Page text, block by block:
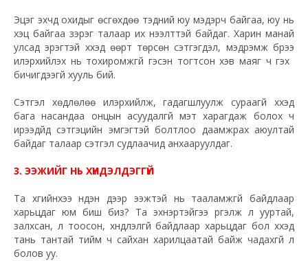
Эцэг эхчүүд охидыг өсгөхдөө тэдний юу мэдэрч байгаа, юу нь
хэцүү байгаа зэрэг талаар их нээлттэй байдаг. Харин манай
улсад эрэгтэй хүүхэд өөрт төрсөн сэтгэгдэл, мэдрэмж бүрээ
илэрхийлэх нь тохиромжгүй гэсэн тогтсон хэв маяг ч гэх үү
бичигдээгүй хууль бий.
Сэтгэл хөдлөлөө илэрхийлж, гадагшлуулж сураагүй хүүхэд
бага насандаа онцын асуудалгүй мэт харагдаж болох ч
ирээдүйд сэтгэцийн эмгэгтэй болтлоо даамжрах аюултай
байдаг талаар сэтгэл судлаачид анхааруулдаг.
3. ЭЭЖИЙГ НЬ ХҮНДЭЛДЭГГҮЙ
Та хүүгийнхээ нүдэн дээр ээжтэй нь тааламжгүй байдлаар
харьцдаг юм биш биз? Та эхнэртэйгээ үргэлж л ууртай,
залхсан, үл тоосон, хүндлэлгүй байдлаар харьцдаг бол хүүхэд
тань тантай тийм ч сайхан харилцаатай байж чадахгүй л
болов уу.